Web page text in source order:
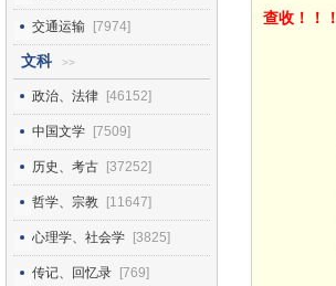
交通运输 [7974]
文科 >>
政治、法律 [46152]
中国文学 [7509]
历史、考古 [37252]
哲学、宗教 [11647]
心理学、社会学 [3825]
传记、回忆录 [769]
查收！！！